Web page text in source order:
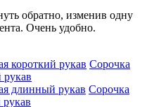
обратно, изменив одну
Очень удобно.
Сорочка
рукав
Сорочка